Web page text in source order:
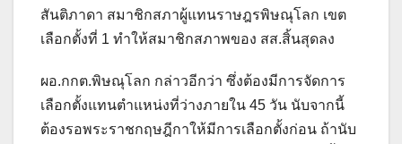
สันติภาดา สมาชิกสภาผู้แทนราษฎรพิษณุโลก เขต
เลือกตั้งที่ 1 ทำให้สมาชิกสภาพของ สส.สิ้นสุดลง
ผอ.กกต.พิษณุโลก กล่าวอีกว่า ซึ่งต้องมีการจัดการ
เลือกตั้งแทนตำแหน่งที่ว่างภายใน 45 วัน นับจากนี้
ต้องรอพระราชกฤษฎีกาให้มีการเลือกตั้งก่อน ถ้านับ